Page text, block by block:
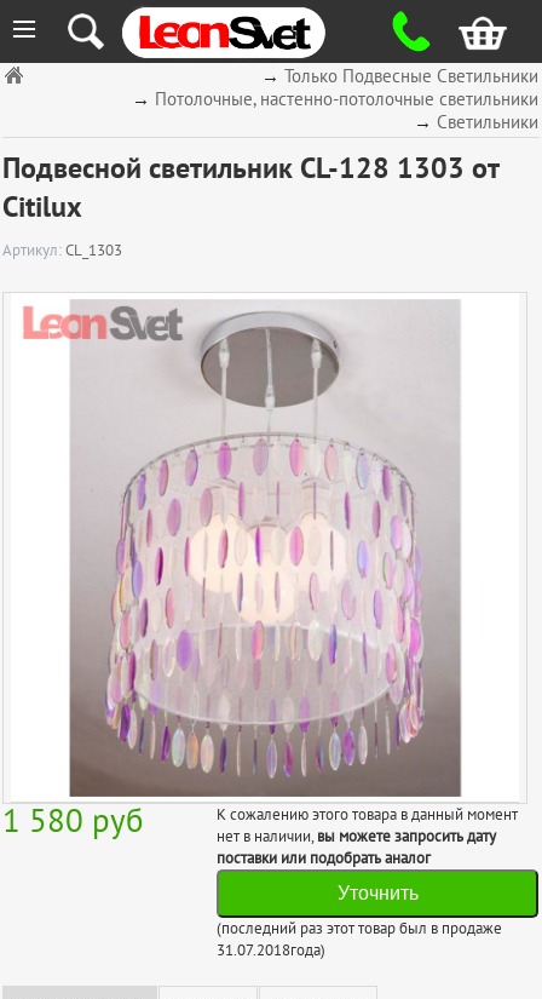
≡
→ Только Подвесные Светильники
→ Потолочные, настенно-потолочные светильники
→ Светильники
Подвесной светильник CL-128 1303 от
Citilux
Артикул:CL_1303
1 580 руб
К сожалению этого товара в данный момент
нет в наличии,вы можете запросить дату
поставки или подобрать аналог
Уточнить
(последний раз этот товар был в продаже
31.07.2018года)